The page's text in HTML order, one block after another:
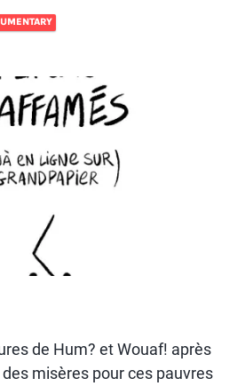
de Hum? et Wouaf! après
misères pour ces pauvres